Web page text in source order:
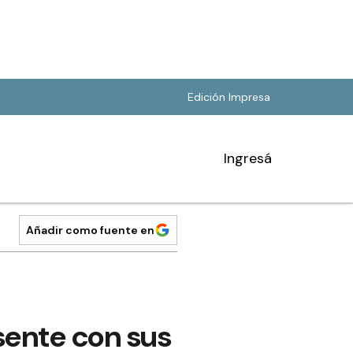
Edición Impresa
Ingresá
Añadir como fuente en
con sus